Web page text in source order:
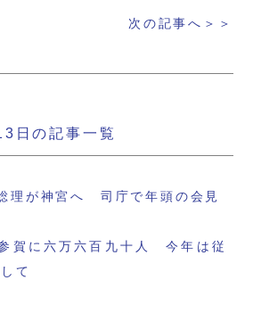
次の記事へ＞＞
日の記事一覧
理が神宮へ 司庁で年頭の会見
賀に六万六百九十人 今年は従
て